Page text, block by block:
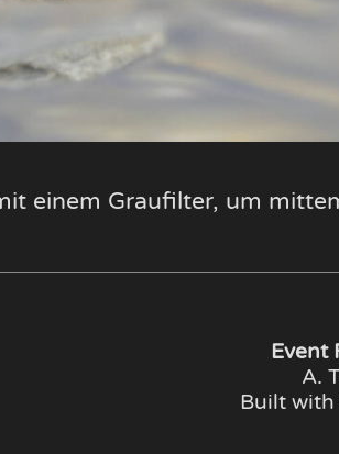
einem Graufilter, um
Event
A.
Built with